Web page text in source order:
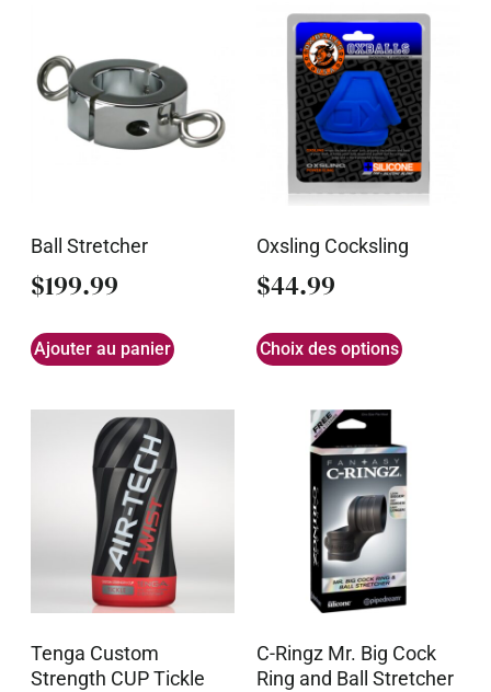
Ball Stretcher
$199.99
Ajouter au panier
Oxsling Cocksling
$44.99
Choix des options
Tenga Custom
Strength CUP Tickle
C-Ringz Mr. Big Cock
Ring and Ball Stretcher